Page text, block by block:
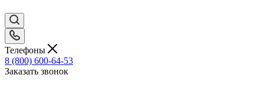
Телефоны
8 (800) 600-64-53
Заказать звонок